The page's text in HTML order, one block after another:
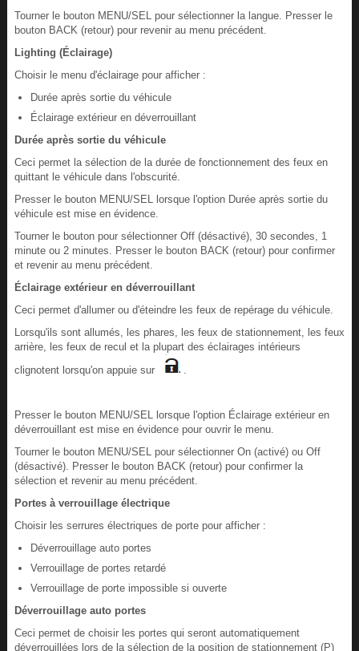
Tourner le bouton MENU/SEL pour sélectionner la langue. Presser le
bouton BACK (retour) pour revenir au menu précédent.
Lighting (Éclairage)
Choisir le menu d'éclairage pour afficher :
Durée après sortie du véhicule
Éclairage extérieur en déverrouillant
Durée après sortie du véhicule
Ceci permet la sélection de la durée de fonctionnement des feux en
quittant le véhicule dans l'obscurité.
Presser le bouton MENU/SEL lorsque l'option Durée après sortie du
véhicule est mise en évidence.
Tourner le bouton pour sélectionner Off (désactivé), 30 secondes, 1
minute ou 2 minutes. Presser le bouton BACK (retour) pour confirmer
et revenir au menu précédent.
Éclairage extérieur en déverrouillant
Ceci permet d'allumer ou d'éteindre les feux de repérage du véhicule.
Lorsqu'ils sont allumés, les phares, les feux de stationnement, les feux
arrière, les feux de recul et la plupart des éclairages intérieurs
clignotent lorsqu'on appuie sur
.
Presser le bouton MENU/SEL lorsque l'option Éclairage extérieur en
déverrouillant est mise en évidence pour ouvrir le menu.
Tourner le bouton MENU/SEL pour sélectionner On (activé) ou Off
(désactivé). Presser le bouton BACK (retour) pour confirmer la
sélection et revenir au menu précédent.
Portes à verrouillage électrique
Choisir les serrures électriques de porte pour afficher :
Déverrouillage auto portes
Verrouillage de portes retardé
Verrouillage de porte impossible si ouverte
Déverrouillage auto portes
Ceci permet de choisir les portes qui seront automatiquement
déverrouillées lors de la sélection de la position de stationnement (P)